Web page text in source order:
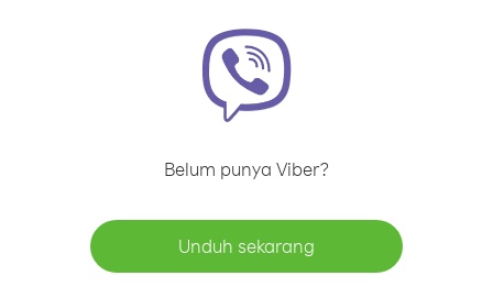
Belum punya Viber?
Unduh sekarang